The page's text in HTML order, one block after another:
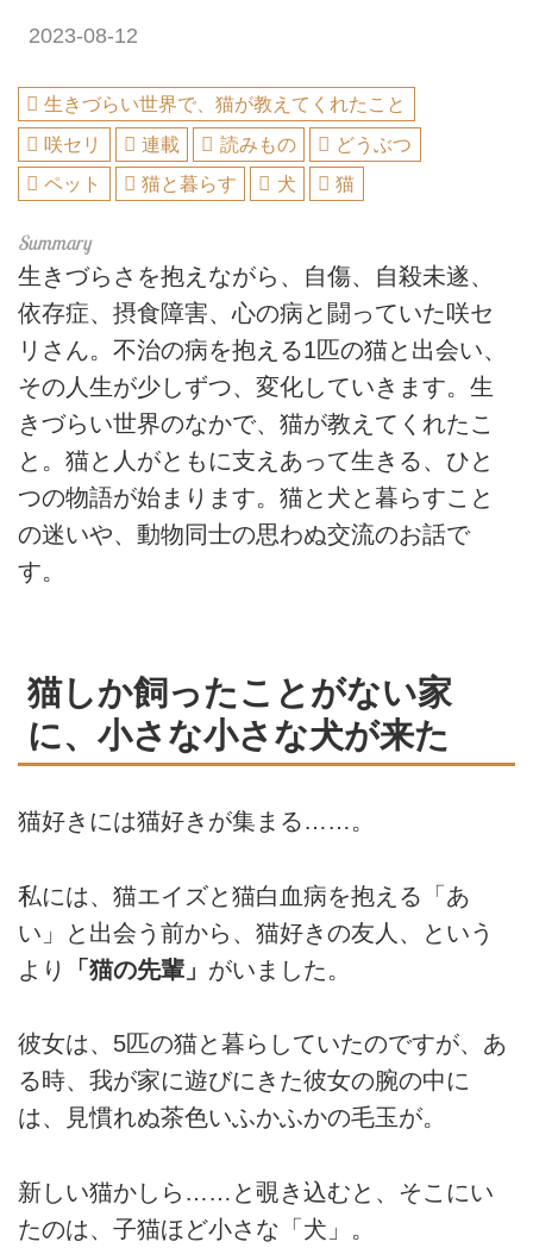
2023-08-12
生きづらい世界で、猫が教えてくれたこと
咲セリ
連載 読みもの
どうぶつ
ペット
猫と暮らす 犬 猫
生きづらさを抱えながら、自傷、自殺未遂、
依存症、摂食障害、心の病と闘っていた咲セ
リさん。不治の病を抱える1匹の猫と出会い、
その人生が少しずつ、変化していきます。生
きづらい世界のなかで、猫が教えてくれたこ
と。猫と人がともに支えあって生きる、ひと
つの物語が始まります。猫と犬と暮らすこと
の迷いや、動物同士の思わぬ交流のお話で
す。
猫しか飼ったことがない家
に、小さな小さな犬が来た
猫好きには猫好きが集まる……。
私には、猫エイズと猫白血病を抱える「あ
い」と出会う前から、猫好きの友人、という
より
「猫の先輩」 がいました。
彼女は、5匹の猫と暮らしていたのですが、あ
る時、我が家に遊びにきた彼女の腕の中に
は、見慣れぬ茶色いふかふかの毛玉が。
新しい猫かしら……と覗き込むと、そこにい
たのは、子猫ほど小さな「犬」。